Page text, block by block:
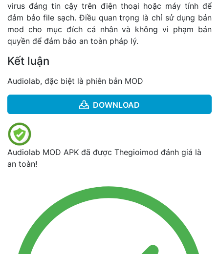
virus đáng tin cậy trên điện thoại hoặc máy tính để
đảm bảo file sạch. Điều quan trọng là chỉ sử dụng bản
mod cho mục đích cá nhân và không vi phạm bản
quyền để đảm bảo an toàn pháp lý.
Kết luận
Audiolab, đặc biệt là phiên bản MOD
DOWNLOAD
Audiolab MOD APK đã được Thegioimod đánh giá là
an toàn!